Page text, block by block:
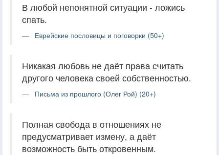
В любой непонятной ситуации - ложись
спать.
Еврейские пословицы и поговорки (50+)
Никакая любовь не даёт права считать
другого человека своей собственностью.
Письма из прошлого (Олег Рой) (20+)
Полная свобода в отношениях не
предусматривает измену, а даёт
возможность быть откровенным.